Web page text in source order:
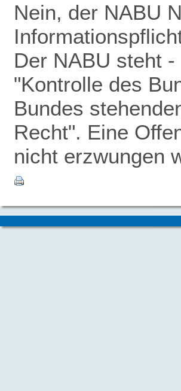
Nein, der NABU
Der NABU steht
"Kontrolle des
Bundes
Recht". Eine
nicht erzwungen